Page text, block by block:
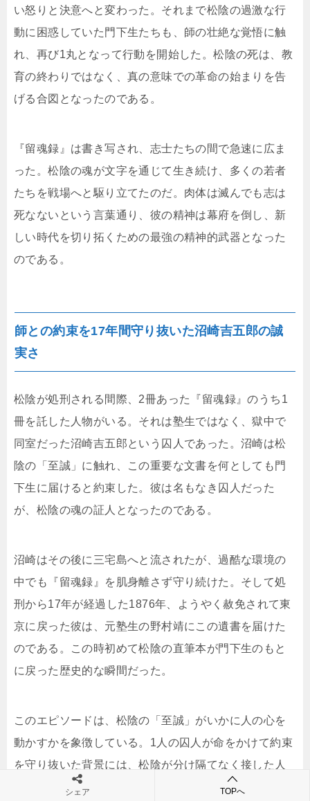
い怒りと決意へと変わった。それまで松陰の過激な行
動に困惑していた門下生たちも、師の壮絶な覚悟に触
れ、再び1丸となって行動を開始した。松陰の死は、教
育の終わりではなく、真の意味での革命の始まりを告
げる合図となったのである。
『留魂録』は書き写され、志士たちの間で急速に広ま
った。松陰の魂が文字を通じて生き続け、多くの若者
たちを戦場へと駆り立てたのだ。肉体は滅んでも志は
死なないという言葉通り、彼の精神は幕府を倒し、新
しい時代を切り拓くための最強の精神的武器となった
のである。
師との約束を17年間守り抜いた沼崎吉五郎の誠
実さ
松陰が処刑される間際、2冊あった『留魂録』のうち1
冊を託した人物がいる。それは塾生ではなく、獄中で
同室だった沼崎吉五郎という囚人であった。沼崎は松
陰の「至誠」に触れ、この重要な文書を何としても門
下生に届けると約束した。彼は名もなき囚人だった
が、松陰の魂の証人となったのである。
沼崎はその後に三宅島へと流されたが、過酷な環境の
中でも『留魂録』を肌身離さず守り続けた。そして処
刑から17年が経過した1876年、ようやく赦免されて東
京に戻った彼は、元塾生の野村靖にこの遺書を届けた
のである。この時初めて松陰の直筆本が門下生のもと
に戻った歴史的な瞬間だった。
このエピソードは、松陰の「至誠」がいかに人の心を
動かすかを象徴している。1人の囚人が命をかけて約束
を守り抜いた背景には、松陰が分け隔てなく接した人
間愛があった。沼崎の誠実さはまさに松陰が教えた士
シェア TOPへ